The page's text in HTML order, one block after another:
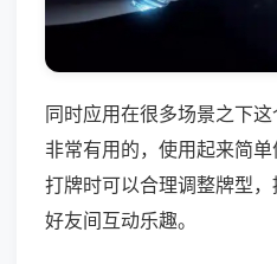
同时应用在很多场景之下
非常有用的，使用起来简
打牌时可以合理调整牌型
好友间互动乐趣。